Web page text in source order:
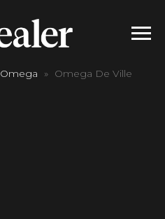
Omega
Omega De Ville